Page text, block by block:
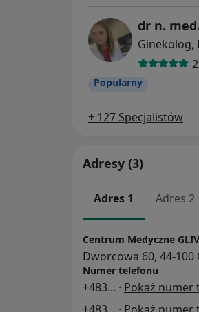
dr n.
Popularny
+ 127 Specjalistów
Adresy (3)
Adres 1 Adres 2
Centrum Medyczne
Dworcowa 60, 44-100
Numer telefonu
+483... · Pokaż numer